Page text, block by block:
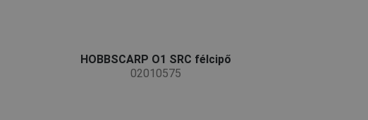
HOBBSCARP O1 SRC félcipő
02010575